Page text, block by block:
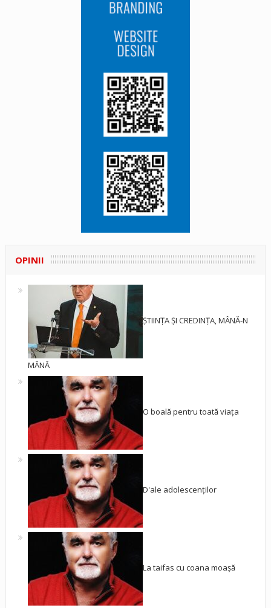
OPINII
ȘTIINȚA ȘI CREDINȚA, MÂNĂ-N
MÂNĂ
O boală pentru toată viața
D'ale adolescenților
La taifas cu coana moașă